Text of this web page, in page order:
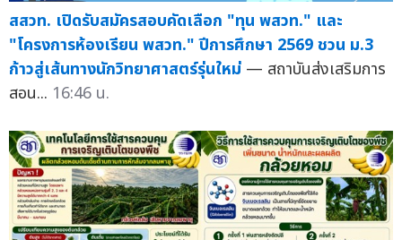
สสวท. เปิดรับสมัครสอบคัดเลือก "ทุน พสวท." และ
"โครงการห้องเรียน พสวท." ปีการศึกษา 2569 ชวน ม.3
ก้าวสู่เส้นทางนักวิทยาศาสตร์รุ่นใหม่ — สถาบันส่งเสริมการ
สอน... 16:46 น.